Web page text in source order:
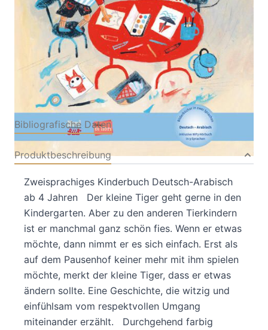
Verlag: Hueber Verlag 17.08.2023
Buch 28 Seiten
Hardcover
ISBN: 978-3-19549602-
Bibliografische Daten
Produktbeschreibung
Zweisprachiges Kinderbuch Deutsch-Arabisch
ab 4 Jahren Der kleine Tiger geht gerne in den
Kindergarten. Aber zu den anderen Tierkindern
ist er manchmal ganz schön fies. Wenn er etwas
möchte, dann nimmt er es sich einfach. Erst als
auf dem Pausenhof keiner mehr mit ihm spielen
möchte, merkt der kleine Tiger, dass er etwas
ändern sollte. Eine Geschichte, die witzig und
einfühlsam vom respektvollen Umgang
miteinander erzählt. Durchgehend farbig